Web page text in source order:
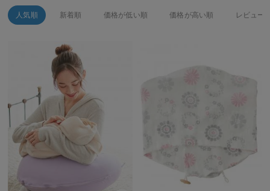
親子コーデ｜ママとベビーにおすすめ！
便利な育児家電
Gift Selection 出産祝い
保育園・入園準備特集
ファルスカ
人気順 新着順 価格が低い順 価格が高い順 レビュー